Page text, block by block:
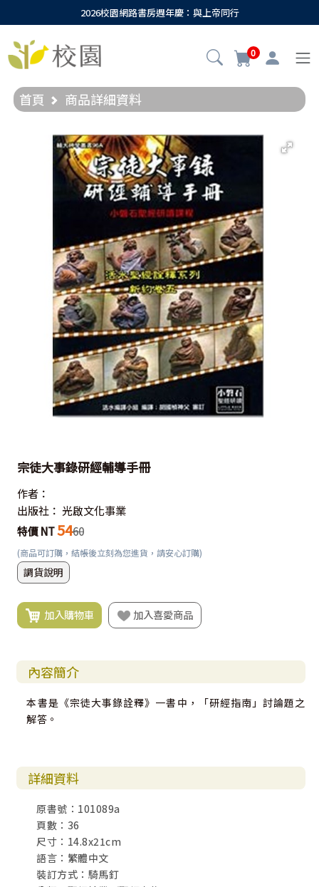
2026校園網路書房週年慶：與上帝同行
0
首頁 商品詳細資料
宗徒大事錄研經輔導手冊
作者：
出版社： 光啟文化事業
特價 NT5460
(商品可訂購，結帳後立刻為您進貨，請安心訂購)
調貨說明
加入購物車 加入喜愛商品
內容簡介
本書是《宗徒大事錄詮釋》一書中，「研經指南」討論題之
解答。
詳細資料
原書號：101089a
頁數：36
尺寸：14.8x21cm
語言：繁體中文
裝訂方式：騎馬釘